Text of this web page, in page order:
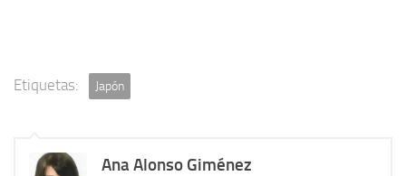
Etiquetas: Japón
Ana Alonso Giménez